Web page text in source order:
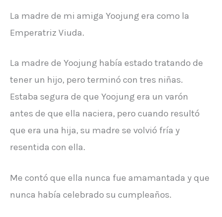
La madre de mi amiga Yoojung era como la
Emperatriz Viuda.
La madre de Yoojung había estado tratando de
tener un hijo, pero terminó con tres niñas.
Estaba segura de que Yoojung era un varón
antes de que ella naciera, pero cuando resultó
que era una hija, su madre se volvió fría y
resentida con ella.
Me contó que ella nunca fue amamantada y que
nunca había celebrado su cumpleaños.